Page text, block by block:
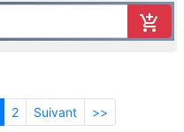
2 Suivant >>